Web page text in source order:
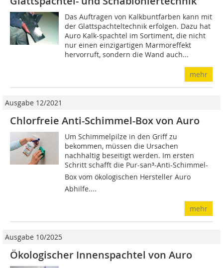
Das Auftragen von Kalkbuntfarben kann mit
der Glattspachteltechnik erfolgen. Dazu hat
Auro Kalk-spachtel im Sortiment, die nicht
nur einen einzigartigen Marmoreffekt
hervorruft, sondern die Wand auch...
mehr
Ausgabe 12/2021
Chlorfreie Anti-Schimmel-Box von Auro
Um Schimmelpilze in den Griff zu
bekommen, müssen die Ursachen
nachhaltig beseitigt werden. Im ersten
Schritt schafft die Pur-san³-Anti-Schimmel-
Box vom ökologischen Hersteller Auro
Abhilfe....
mehr
Ausgabe 10/2025
Ökologischer Innenspachtel von Auro